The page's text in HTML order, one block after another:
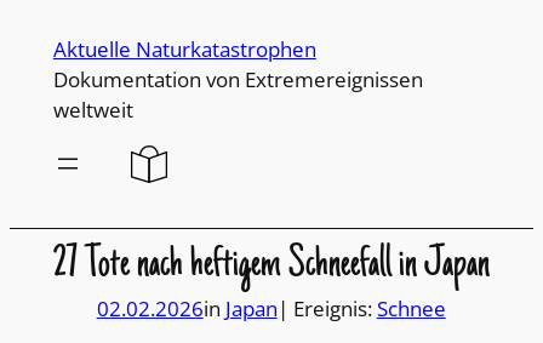
Inhalt
wechseln
Aktuelle Naturkatastrophen
Dokumentation von Extremereignissen
weltweit
27 Tote nach heftigem Schneefall in Japan
02.02.2026in Japan | Ereignis:Schnee